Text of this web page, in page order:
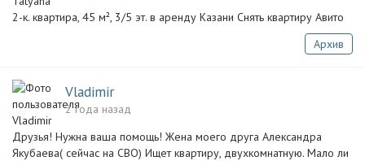
2-к. квартира, 45 м², 3/5 эт. в аренду Казани Снять квартиру Авито
Архив
Vladimir
2 года назад
Друзья! Нужна ваша помощь! Жена моего друга Александра
Якубаева( сейчас на СВО) Ищет квартиру, двухкомнатную. Мало ли